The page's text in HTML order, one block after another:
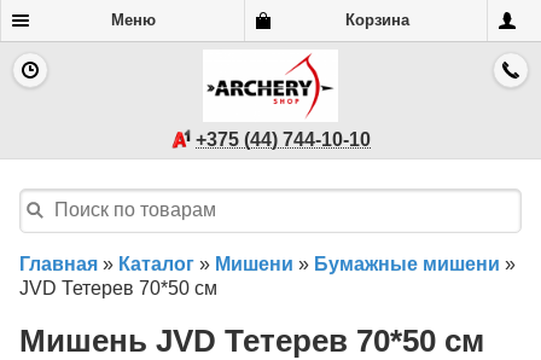
Меню Корзина
+375 (44) 744-10-10
Главная » Каталог » Мишени » Бумажные мишени »
JVD Тетерев 70*50 см
Мишень JVD Тетерев 70*50 см